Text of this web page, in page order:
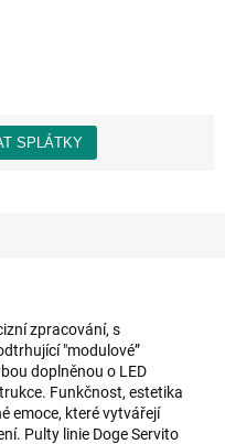
zpracování, s
"modulové”
doplněnou o LED
Funkčnost, estetika
emoce, které vytvářejí
Pulty linie Doge Servito